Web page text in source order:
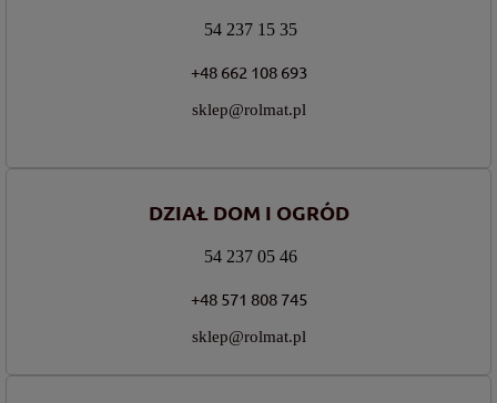
54 237 15 35
+48 662 108 693
sklep@rolmat.pl
DZIAŁ DOM I OGRÓD
54 237 05 46
+48 571 808 745
sklep@rolmat.pl